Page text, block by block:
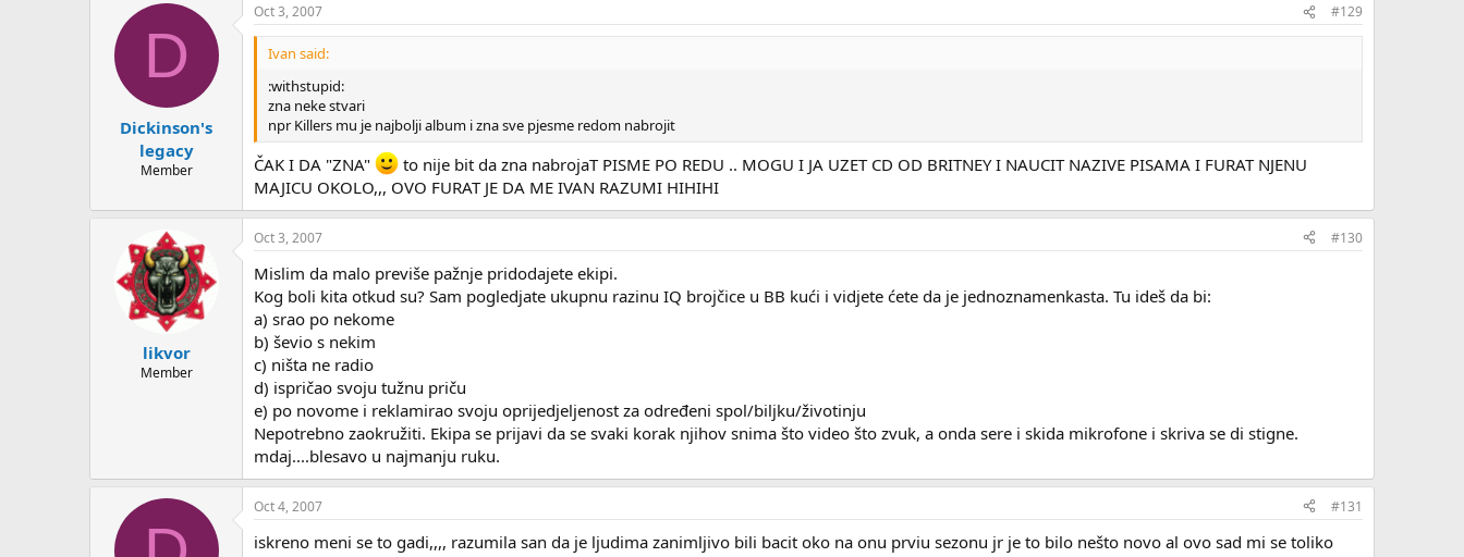
D
Dickinson's
legacy
Member
Oct 3, 2007 #129
Ivan said:
:withstupid:
zna neke stvari
npr Killers mu je najbolji album i zna sve pjesme redom nabrojit
ČAK I DA "ZNA"
to nije bit da zna nabrojaT PISME PO REDU .. MOGU I JA UZET CD OD BRITNEY I NAUCIT NAZIVE PISAMA I FURAT NJENU
MAJICU OKOLO,,, OVO FURAT JE DA ME IVAN RAZUMI HIHIHI
likvor
Member
Oct 3, 2007 #130
Mislim da malo previše pažnje pridodajete ekipi.
Kog boli kita otkud su? Sam pogledjate ukupnu razinu IQ brojčice u BB kući i vidjete ćete da je jednoznamenkasta. Tu ideš da bi:
a) srao po nekome
b) ševio s nekim
c) ništa ne radio
d) ispričao svoju tužnu priču
e) po novome i reklamirao svoju oprijedjeljenost za određeni spol/biljku/životinju
Nepotrebno zaokružiti. Ekipa se prijavi da se svaki korak njihov snima što video što zvuk, a onda sere i skida mikrofone i skriva se di stigne.
mdaj....blesavo u najmanju ruku.
Oct 4, 2007 #131
iskreno meni se to gadi,,,, razumila san da je ljudima zanimljivo bili bacit oko na onu prviu sezonu jr je to bilo nešto novo al ovo sad mi se toliko